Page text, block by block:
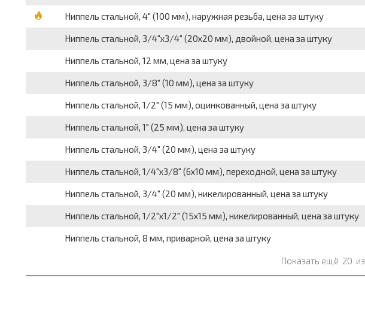
Ниппель стальной, 4" (100 мм), наружная резьба, цена за штуку
Ниппель стальной, 3/4"х3/4" (20х20 мм), двойной, цена за штуку
Ниппель стальной, 12 мм, цена за штуку
Ниппель стальной, 3/8" (10 мм), цена за штуку
Ниппель стальной, 1/2" (15 мм), оцинкованный, цена за штуку
Ниппель стальной, 1" (25 мм), цена за штуку
Ниппель стальной, 3/4" (20 мм), цена за штуку
Ниппель стальной, 1/4"х3/8" (6х10 мм), переходной, цена за штуку
Ниппель стальной, 3/4" (20 мм), никелированный, цена за штуку
Ниппель стальной, 1/2"х1/2" (15х15 мм), никелированный, цена за штуку
Ниппель стальной, 8 мм, приварной, цена за штуку
Показать ещё 20 из